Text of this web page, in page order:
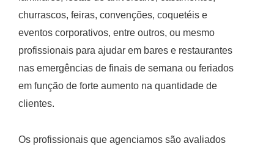
churrascos, feiras, convenções, coquetéis e
eventos corporativos, entre outros, ou mesmo
profissionais para ajudar em bares e restaurantes
nas emergências de finais de semana ou feriados
em função de forte aumento na quantidade de
clientes.
Os profissionais que agenciamos são avaliados